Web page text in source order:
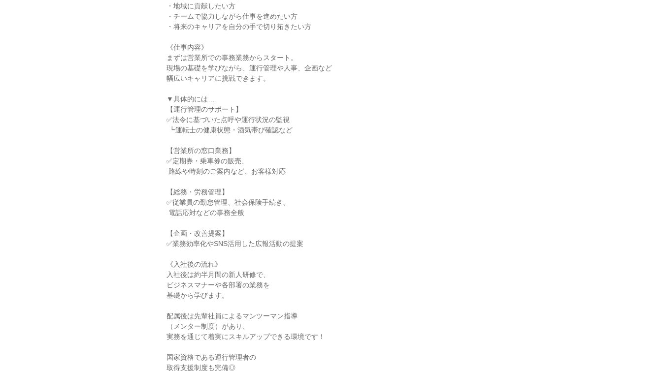
・地域に貢献したい方
・チームで協力しながら仕事を進めたい方
・将来のキャリアを自分の手で切り拓きたい方
《仕事内容》
まずは営業所での事務業務からスタート。
現場の基礎を学びながら、運行管理や人事、企画など
幅広いキャリアに挑戦できます。
▼具体的には…
【運行管理のサポート】
✅法令に基づいた点呼や運行状況の監視
【営業所の窓口業務】
✅定期券・乗車券の販売、
【総務・労務管理】
✅従業員の勤怠管理、社会保険手続き、
【企画・改善提案】
✅業務効率化やSNS活用した広報活動の提案
《入社後の流れ》
入社後は約半月間の新人研修で、
ビジネスマナーや各部署の業務を
基礎から学びます。
配属後は先輩社員によるマンツーマン指導
（メンター制度）があり、
実務を通じて着実にスキルアップできる環境です！
国家資格である運行管理者の
取得支援制度も完備◎